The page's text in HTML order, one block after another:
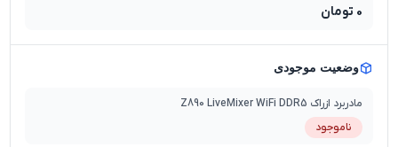
0 تومان
وضعیت موجودی
مادربرد ازراک Z890 LiveMixer WiFi DDR5
ناموجود